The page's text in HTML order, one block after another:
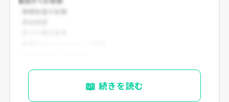
- 等級制度の有無
📖 続きを読む